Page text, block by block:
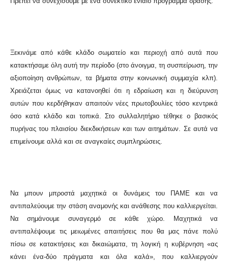
Ξεκινάμε από κάθε κλάδο σωματείο και περιοχή από αυτά που
κατακτήσαμε όλη αυτή την περίοδο (στο άνοιγμα, τη συσπείρωση, την
αξιοποίηση ανθρώπων, τα βήματα στην κοινωνική συμμαχία κλπ).
Χρειάζεται όμως να κατανοηθεί ότι η εδραίωση και η διεύρυνση
αυτών που κερδήθηκαν απαιτούν νέες πρωτοβουλίες τόσο κεντρικά
όσο κατά κλάδο και τοπικά. Στο συλλαλητήριο τέθηκε ο βασικός
πυρήνας του πλαισίου διεκδικήσεων και των αιτημάτων. Σε αυτά να
επιμείνουμε αλλά και σε αναγκαίες συμπληρώσεις.
Να μπουν μπροστά μαχητικά οι δυνάμεις του ΠΑΜΕ και να
αντιπαλεύουμε την στάση αναμονής και ανάθεσης που καλλιεργείται.
Να σημάνουμε συναγερμό σε κάθε χώρο. Μαχητικά να
αντιπαλέψουμε τις μειωμένες απαιτήσεις που θα μας πάνε πολύ
πίσω σε κατακτήσεις και δικαιώματα, τη λογική η κυβέρνηση «ας
κάνει ένα-δύο πράγματα και όλα καλά», που καλλιεργούν